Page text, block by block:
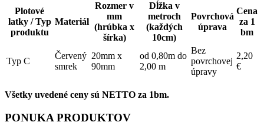
Plotové
latky / Typ
produktu
Materiál
Rozmer v
mm
(hrúbka x
šírka)
Dĺžka v
metroch
(každých
10cm)
Povrchová
úprava
Cena
za 1
bm
Typ C
Červený
smrek
20mm x
90mm
od 0,80m do
2,00 m
Bez
povrchovej
úpravy
2,20
€
Všetky uvedené ceny sú NETTO za 1bm.
PONUKA PRODUKTOV